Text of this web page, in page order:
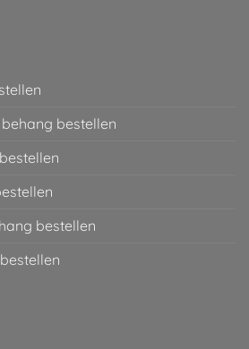
bestellen
bestellen